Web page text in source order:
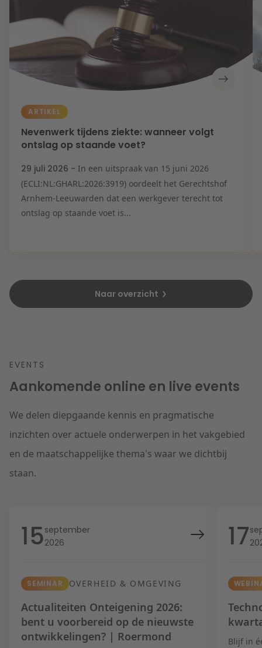
ARTIKEL
Nevenwerk tijdens ziekte: wanneer volgt
ontslag op staande voet?
29 juli 2026 - In een uitspraak van 15 juni 2026
(ECLI:NL:GHARL:2026:3919) oordeelt het Gerechtshof
Arnhem-Leeuwarden dat een werkgever terecht tot
ontslag op staande voet is...
Naar overzicht
EVENTS
Aankomende online en live events
We delen diepgaande kennis en pragmatische
inzichten over actuele onderwerpen in het vakgebied
en de maatschappelijke thema's waar we dichtbij
staan.
15september
2026
SEMINAR OVERHEID & OMGEVING
Actualiteiten Onteigening 2026:
bent u voorbereid op de nieuwste
ontwikkelingen? | Roermond
17
Blijf in